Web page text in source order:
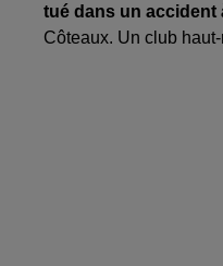
tué dans un accident
Côteaux. Un club